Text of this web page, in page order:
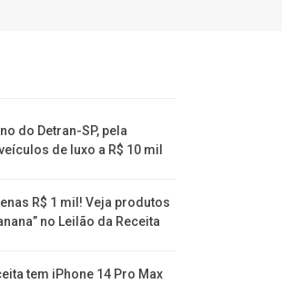
do Detran-SP, pela
de luxo a R$ 10 mil
R$ 1 mil! Veja produtos
no Leilão da Receita
tem iPhone 14 Pro Max